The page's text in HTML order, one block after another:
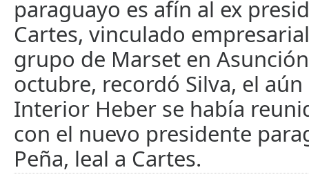
paraguayo es afín al ex
Cartes, vinculado
grupo de Marset en
octubre, recordó Silva, el
Interior Heber se había
con el nuevo presidente
Peña, leal a Cartes.